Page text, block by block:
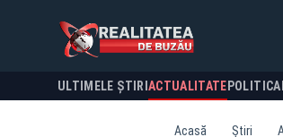
ULTIMELE ȘTIRI ACTUALITATE POLITICA
Acasă Știri